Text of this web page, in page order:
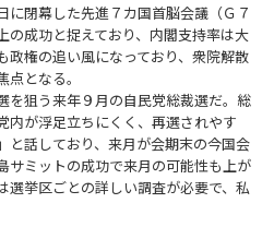
に閉幕した先進７カ国首脳会議（Ｇ７
の成功と捉えており、内閣支持率は大
政権の追い風になっており、衆院解散
となる。
を狙う来年９月の自民党総裁選だ。総
内が浮足立ちにくく、再選されやす
と話しており、来月が会期末の今国会
サミットの成功で来月の可能性も上が
選挙区ごとの詳しい調査が必要で、私